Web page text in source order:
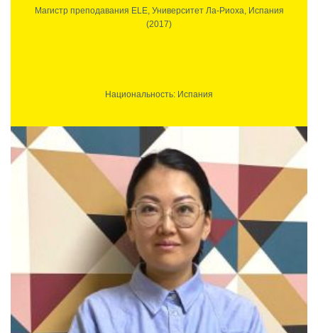
Магистр преподавания ELE, Университет Ла-Риоха, Испания
(2017)
Национальность: Испания